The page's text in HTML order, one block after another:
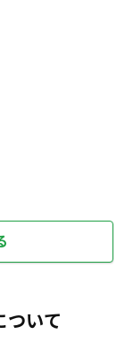
ついて